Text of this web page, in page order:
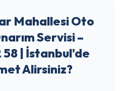
Mahallesi Oto
Servisi –
58 | İstanbul'de
Alirsiniz?